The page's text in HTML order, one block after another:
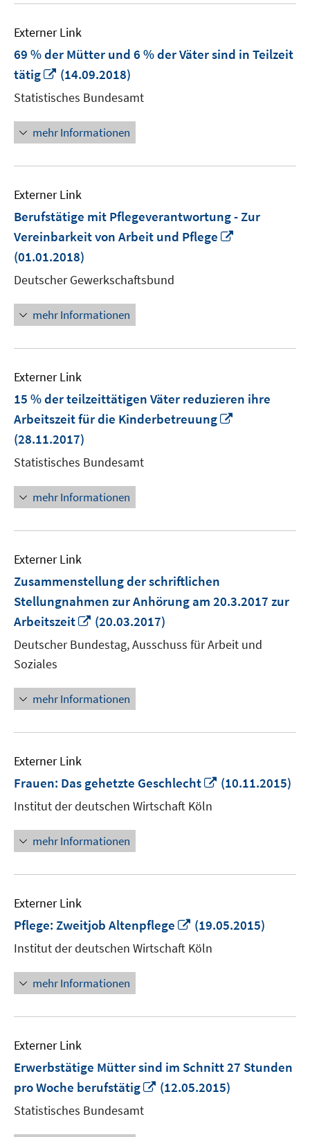
Externer Link
69 % der Mütter und 6 % der Väter sind in Teilzeit
tätig
In
neuem
Fenster
öffnen
(14.09.2018)
Statistisches Bundesamt
mehr Informationen
Externer Link
Berufstätige mit Pflegeverantwortung - Zur
Vereinbarkeit von Arbeit und Pflege
(01.01.2018)
Deutscher Gewerkschaftsbund
mehr Informationen
Externer Link
15 % der teilzeittätigen Väter reduzieren ihre
Arbeitszeit für die Kinderbetreuung
(28.11.2017)
Statistisches Bundesamt
mehr Informationen
Externer Link
Zusammenstellung der schriftlichen
Stellungnahmen zur Anhörung am 20.3.2017 zur
Arbeitszeit
In
neuem
Fenster
(20.03.2017)
Deutscher Bundestag, Ausschuss für Arbeit und
Soziales
mehr Informationen
Externer Link
Frauen: Das gehetzte Geschlecht
In
(10.11.2015)
Institut der deutschen Wirtschaft Köln
mehr Informationen
Externer Link
Pflege: Zweitjob Altenpflege
In
neuem
Fenster
(19.05.2015)
Institut der deutschen Wirtschaft Köln
mehr Informationen
Externer Link
Erwerbstätige Mütter sind im Schnitt 27 Stunden
pro Woche berufstätig
In
(12.05.2015)
Statistisches Bundesamt